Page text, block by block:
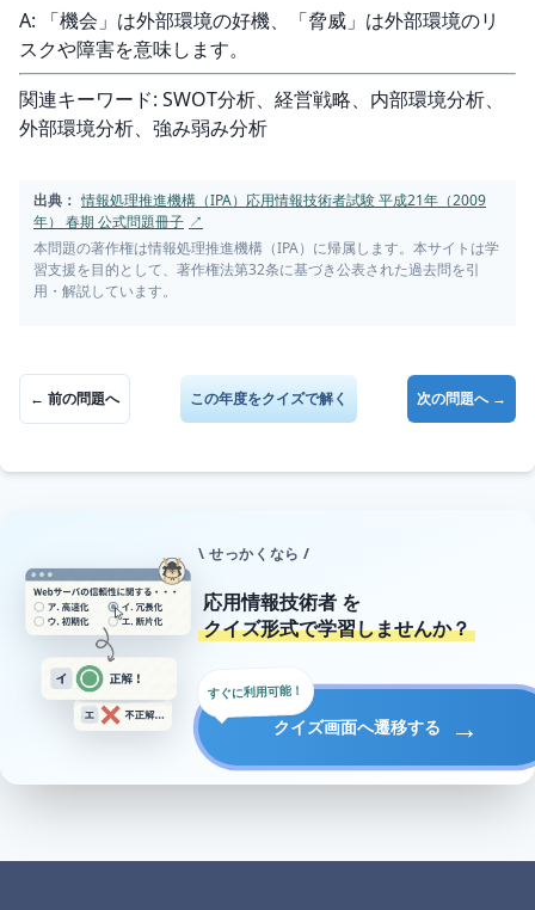
A: 「機会」は外部環境の好機、「脅威」は外部環境のリ
スクや障害を意味します。
関連キーワード: SWOT分析、経営戦略、内部環境分析、
外部環境分析、強み弱み分析
出典： 情報処理推進機構（IPA）応用情報技術者試験 平成21年（2009
年） 春期 公式問題冊子 ↗
本問題の著作権は情報処理推進機構（IPA）に帰属します。本サイトは学
習支援を目的として、著作権法第32条に基づき公表された過去問を引
用・解説しています。
← 前の問題へ この年度をクイズで解く 次の問題へ →
\ せっかくなら /
応用情報技術者 を
クイズ形式で学習しませんか？
クイズ画面へ遷移する →
すぐに利用可能！